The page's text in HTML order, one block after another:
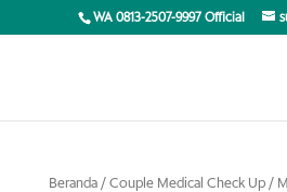
WA 0813-2507-9997 Official
Beranda/ Couple Medical Check Up/